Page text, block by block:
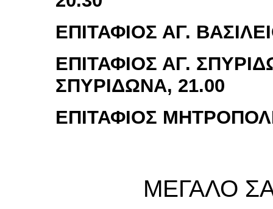
ΕΠΙΤΑΦΙΟΣ ΑΓ.
ΕΠΙΤΑΦΙΟΣ ΑΓ.
ΣΠΥΡΙΔΩΝΑ, 21.00
ΕΠΙΤΑΦΙΟΣ
ΜΕΓΑΛΟ